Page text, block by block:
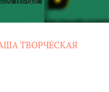
ТВОРЧЕСКАЯ